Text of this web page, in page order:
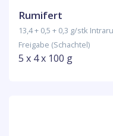
Rumifert
13,4 + 0,5 + 0,3 g/stk
Freigabe (Schachtel)
5 x 4 x 100 g